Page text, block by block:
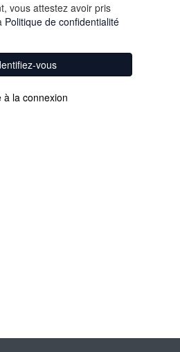
vous attestez avoir pris
Politique de confidentialité
vous
à la connexion